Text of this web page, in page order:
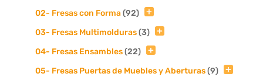
02- Fresas con Forma(92)
03- Fresas Multimolduras(3)
04- Fresas Ensambles(22)
05- Fresas Puertas de Muebles y Aberturas(9)